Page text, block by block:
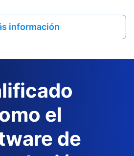
información
el
de